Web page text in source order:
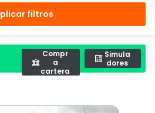
filtros
Compr
a
cartera
Simula
dores